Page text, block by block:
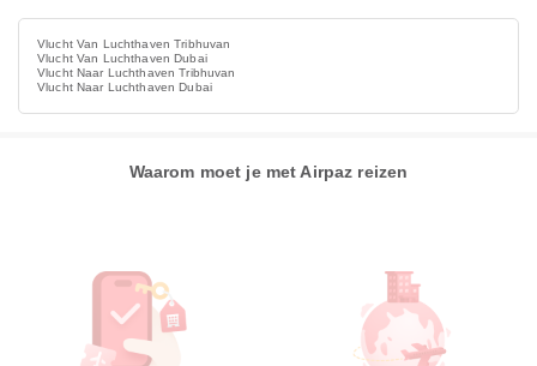
Vlucht Van Luchthaven Tribhuvan
Vlucht Van Luchthaven Dubai
Vlucht Naar Luchthaven Tribhuvan
Vlucht Naar Luchthaven Dubai
Waarom moet je met Airpaz reizen